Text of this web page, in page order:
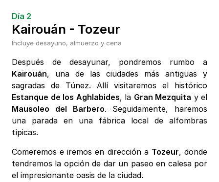
Día 2
Kairouán - Tozeur
Incluye desayuno, almuerzo y cena
Después de desayunar, pondremos rumbo a
Kairouán, una de las ciudades más antiguas y
sagradas de Túnez. Allí visitaremos el histórico
Estanque de los Aghlabides, la Gran Mezquita y el
Mausoleo del Barbero. Seguidamente, haremos
una parada en una fábrica local de alfombras
típicas.
Comeremos e iremos en dirección a Tozeur, donde
tendremos la opción de dar un paseo en calesa por
el impresionante oasis de la ciudad.